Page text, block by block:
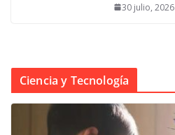
30 julio, 2026
Ciencia y Tecnología